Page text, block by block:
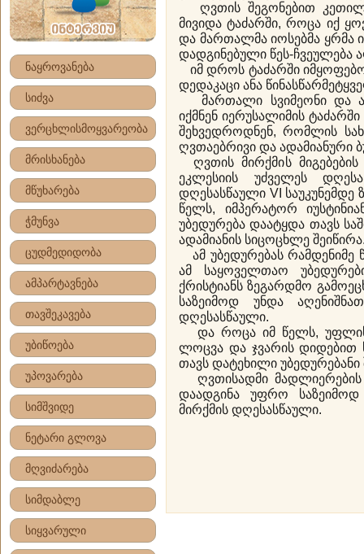
ნაყროვანება
სიძვა
ვერცხლისმოყვარეობა
მრისხანება
მწუხარება
ჭმუნვა
ცუდმედიდობა
ამპარტავნება
თავშეკავება
უბიწოება
უპოვარება
სიმშვიდე
ნეტარი გლოვა
მღვიძარება
სიმდაბლე
სიყვარული
ღვთის შეგონებით
მივიდა ტაძარში, როცა იქ
და მართალმა იოსებმა ყრმა
დადგინებული წეს-ჩვეულება
იმ დროს ტაძარში
დედაკაცი ანა
მართალი სვიმეონი და
იქმნენ იერუსალიმის
შეხვედროდნენ, რომლის
ღვთაებრივი და ადამიანური
ღვთის მირქმის
ეკლესიის უძველეს
დღესასწაული VI საუკუნემდე
წელს, იმპერატორ
უბედურება დაატყდა თავს
ადამიანის სიცოცხლე
ამ უბედურებას რამდენიმე
ამ საყოველთაო
ქრისტიანს ზეგარდმო
საზეიმოდ უნდა
დღესასწაული.
და როცა იმ წელს, უფლის
ლოცვა და ჯვარის დიდებით
თავს დატეხილი უბედურებანი
ღვთისადმი მადლიერების
დაადგინა უფრო
მირქმის დღესასწაული.